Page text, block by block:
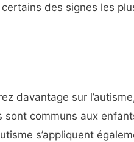
des signes les
davantage sur
communs aux
s’appliquent